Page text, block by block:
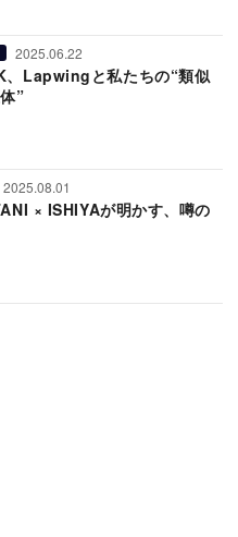
2025.06.22
、Lapwingと私たちの“類似
”
2025.08.01
× ISHIYAが明かす、噂の